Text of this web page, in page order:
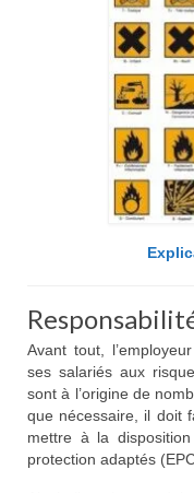
Avant tout,
ses salariés aux
sont à l’origine de
que nécessaire, il doit
mettre à la
protection adaptés